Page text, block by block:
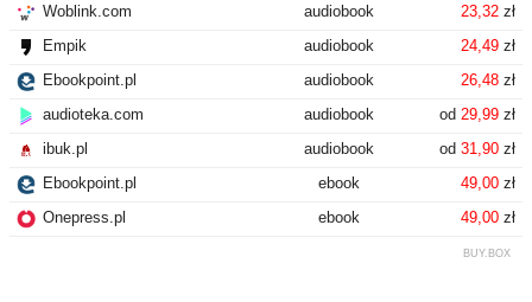
Woblink.com
audiobook 23,32 zł
Empik
audiobook 24,49 zł
Ebookpoint.pl
audiobook 26,48 zł
audioteka.com
audiobook od 29,99 zł
ibuk.pl
audiobook od 31,90 zł
Ebookpoint.pl
ebook 49,00 zł
Onepress.pl
ebook 49,00 zł
BUY.BOX